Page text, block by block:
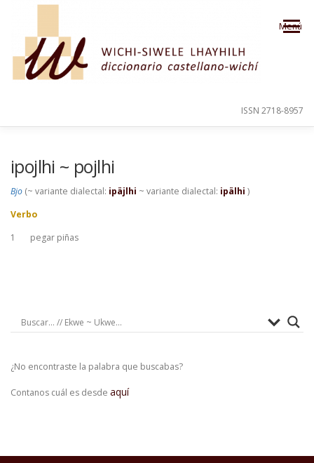
Saltar al contenido
Menú
ISSN 2718-8957
ipojlhi ~ pojlhi
Bjo (~ variante dialectal: ipäjlhi ~ variante dialectal: ipälhi )
Verbo
1
pegar piñas
¿No encontraste la palabra que buscabas?
Contanos cuál es desde aquí